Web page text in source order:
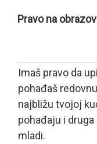
Pravo na
Imaš pravo da
pohađaš
najbližu tvojoj
pohađaju i druga
mladi.